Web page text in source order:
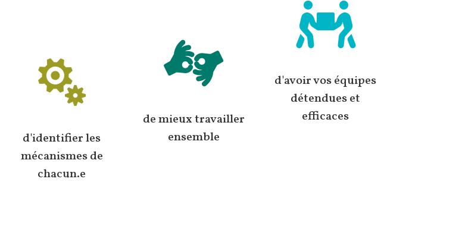

d'identifier les
mécanismes de
chacun.e

de mieux travailler
ensemble

d'avoir vos équipes
détendues et
efficaces